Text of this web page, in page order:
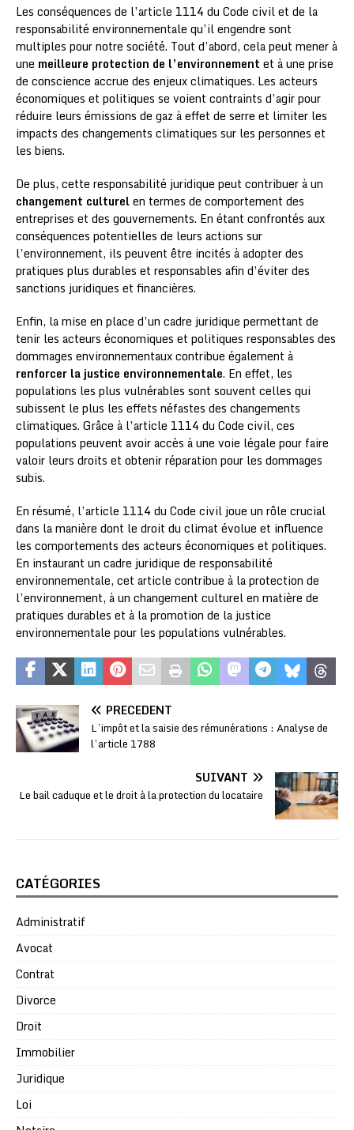
Les conséquences de l’article 1114 du Code civil et de la
responsabilité environnementale qu’il engendre sont
multiples pour notre société. Tout d’abord, cela peut mener à
une meilleure protection de l’environnement et à une prise
de conscience accrue des enjeux climatiques. Les acteurs
économiques et politiques se voient contraints d’agir pour
réduire leurs émissions de gaz à effet de serre et limiter les
impacts des changements climatiques sur les personnes et
les biens.
De plus, cette responsabilité juridique peut contribuer à un
changement culturelen termes de comportement des
entreprises et des gouvernements. En étant confrontés aux
conséquences potentielles de leurs actions sur
l’environnement, ils peuvent être incités à adopter des
pratiques plus durables et responsables afin d’éviter des
sanctions juridiques et financières.
Enfin, la mise en place d’un cadre juridique permettant de
tenir les acteurs économiques et politiques responsables des
dommages environnementaux contribue également à
renforcer la justice environnementale. En effet, les
populations les plus vulnérables sont souvent celles qui
subissent le plus les effets néfastes des changements
climatiques. Grâce à l’article 1114 du Code civil, ces
populations peuvent avoir accès à une voie légale pour faire
valoir leurs droits et obtenir réparation pour les dommages
subis.
En résumé, l’article 1114 du Code civil joue un rôle crucial
dans la manière dont le droit du climat évolue et influence
les comportements des acteurs économiques et politiques.
En instaurant un cadre juridique de responsabilité
environnementale, cet article contribue à la protection de
l’environnement, à un changement culturel en matière de
pratiques durables et à la promotion de la justice
environnementale pour les populations vulnérables.
PRÉCÉDENT
L’impôt et la saisie des rémunérations : Analyse de
l’article 1788
SUIVANT
Le bail caduque et le droit à la protection du locataire
CATÉGORIES
Administratif
Avocat
Contrat
Divorce
Droit
Immobilier
Juridique
Loi